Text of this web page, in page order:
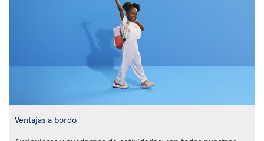
Ventajas a bordo